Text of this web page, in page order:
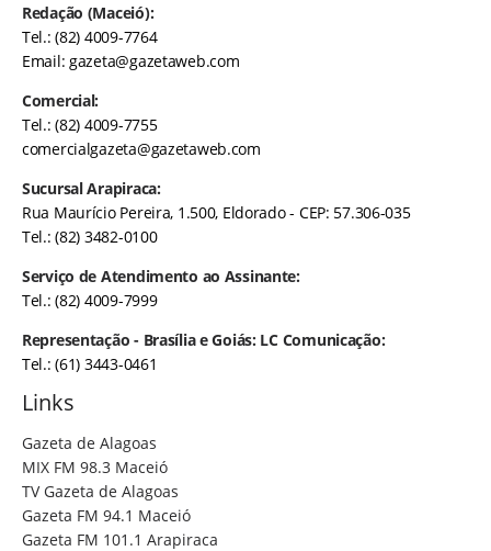
Redação (Maceió):
Tel.: (82) 4009-7764
Email:gazeta@gazetaweb.com
Comercial:
Tel.: (82) 4009-7755
comercialgazeta@gazetaweb.com
Sucursal Arapiraca:
Rua Maurício Pereira, 1.500, Eldorado - CEP: 57.306-035
Tel.: (82) 3482-0100
Serviço de Atendimento ao Assinante:
Tel.: (82) 4009-7999
Representação - Brasília e Goiás: LC Comunicação:
Tel.: (61) 3443-0461
Links
Gazeta de Alagoas
MIX FM 98.3 Maceió
TV Gazeta de Alagoas
Gazeta FM 94.1 Maceió
Gazeta FM 101.1 Arapiraca